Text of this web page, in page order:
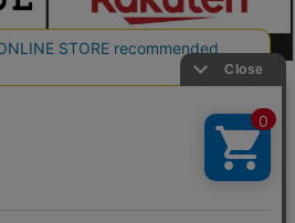
画像等の無断での複製・転載を禁止します。
LEAGUE Rakuten Group, Inc. ALL RIGHTS RE